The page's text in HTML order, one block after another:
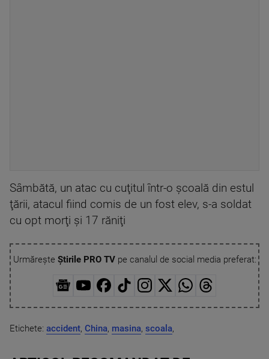
Sâmbătă, un atac cu cuţitul într-o şcoală din estul
ţării, atacul fiind comis de un fost elev, s-a soldat
cu opt morţi şi 17 răniţi
Urmărește Știrile PRO TVpe canalul de social media preferat:
Etichete: accident, China, masina, scoala,